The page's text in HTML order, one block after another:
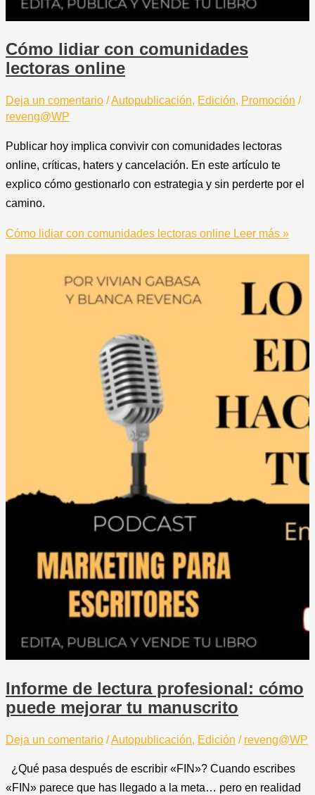
Cómo lidiar con comunidades
lectoras online
Deja un comentario /Autopublicación, Edición, Promoción /
reveng@WP
Publicar hoy implica convivir con comunidades lectoras
online, críticas, haters y cancelación. En este artículo te
explico cómo gestionarlo con estrategia y sin perderte por el
camino.
Cómo lidiar con comunidades lectoras online Leer más »
Informe de lectura profesional: cómo
puede mejorar tu manuscrito
Deja un comentario /Autopublicación, Edición / reveng@WP
¿Qué pasa después de escribir «FIN»? Cuando escribes
«FIN» parece que has llegado a la meta… pero en realidad